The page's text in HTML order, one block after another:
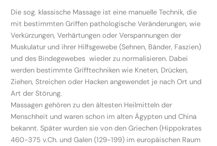
Die sog. klassische Massage ist eine manuelle Technik, die
mit bestimmten Griffen pathologische Veränderungen, wie
Verkürzungen, Verhärtungen oder Verspannungen der
Muskulatur und ihrer Hilfsgewebe (Sehnen, Bänder, Faszien)
und des Bindegewebes wieder zu normalisieren. Dabei
werden bestimmte Grifftechniken wie Kneten, Drücken,
Ziehen, Streichen oder Hacken angewendet je nach Ort und
Art der Störung.
Massagen gehören zu den ältesten Heilmitteln der
Menschheit und waren schon im alten Ägypten und China
bekannt. Später wurden sie von den Griechen (Hippokrates
460-375 v.Ch. und Galen (129-199) im europäischen Raum